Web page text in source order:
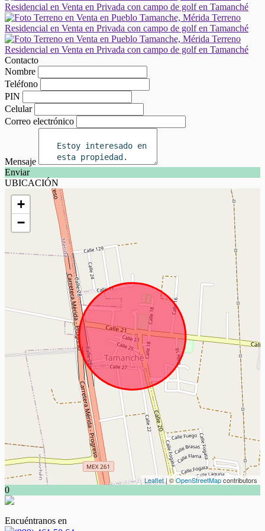
Contacto
Nombre
Teléfono
PIN
Celular
Correo electrónico
Mensaje
Enviar
UBICACIÓN
+
−
Leaflet| ©OpenStreetMapcontributors
0
Encuéntranos en